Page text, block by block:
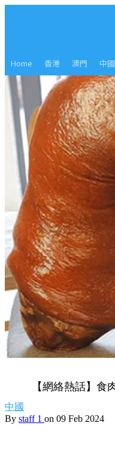
Home 香港 澳門 中國
【網絡熱話】食
中國
By staff 1 on 09 Feb 2024